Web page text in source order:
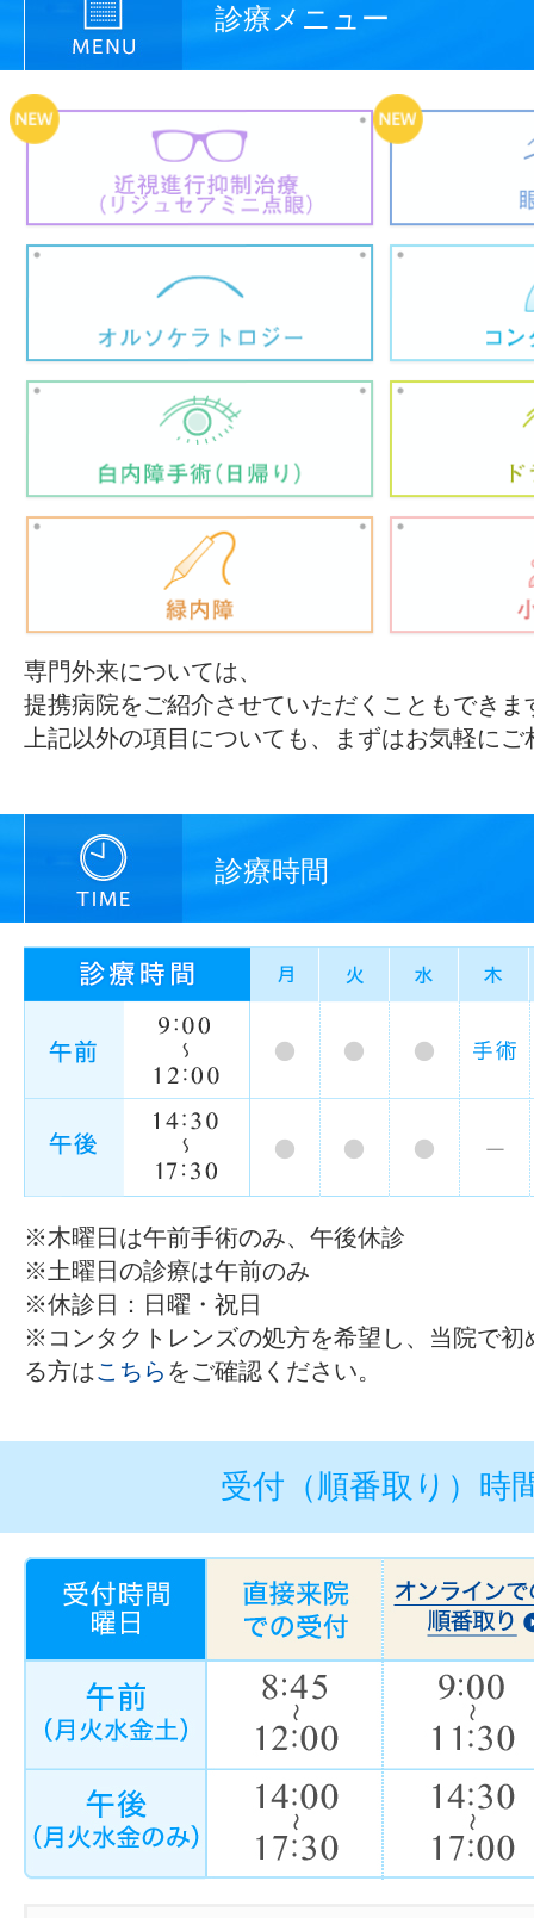
診療メニュー
専門外来については、
提携病院をご紹介させていただくこともできま
上記以外の項目についても、まずはお気軽に
診療時間
※木曜日は午前手術のみ、午後休診
※土曜日の診療は午前のみ
※休診日：日曜・祝日
※コンタクトレンズの処方を希望し、当院で初
る方はこちら をご確認ください。
受付（順番取り）時